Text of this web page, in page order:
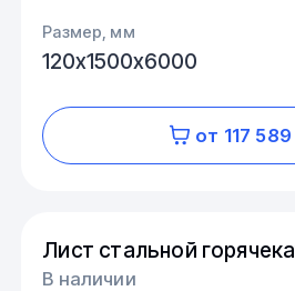
Размер, мм
120х1500х6000
от 117
Лист стальной
В наличии